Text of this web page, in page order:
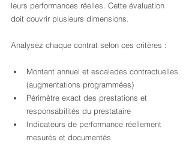
leurs performances réelles. Cette évaluation
doit couvrir plusieurs dimensions.
Analysez chaque contrat selon ces critères :
Montant annuel et escalades contractuelles
(augmentations programmées)
Périmètre exact des prestations et
responsabilités du prestataire
Indicateurs de performance réellement
mesurés et documentés